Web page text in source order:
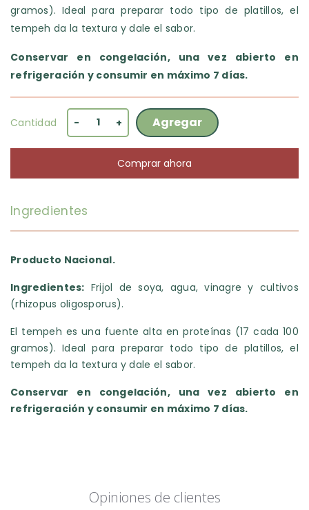
gramos). Ideal para preparar todo tipo de platillos, el
tempeh da la textura y dale el sabor.
Conservar en congelación, una vez abierto en
refrigeración y consumir en máximo 7 días.
Cantidad - + Agregar
Comprar ahora
Ingredientes
Producto Nacional.
Ingredientes: Frijol de soya, agua, vinagre y cultivos
(rhizopus oligosporus).
El tempeh es una fuente alta en proteínas (17 cada 100
gramos). Ideal para preparar todo tipo de platillos, el
tempeh da la textura y dale el sabor.
Conservar en congelación, una vez abierto en
refrigeración y consumir en máximo 7 días.
Opiniones de clientes